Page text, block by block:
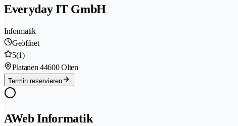
Everyday IT GmbH
Informatik
Geöffnet
5(1)
Platanen 44600 Olten
Termin reservieren
AWeb Informatik